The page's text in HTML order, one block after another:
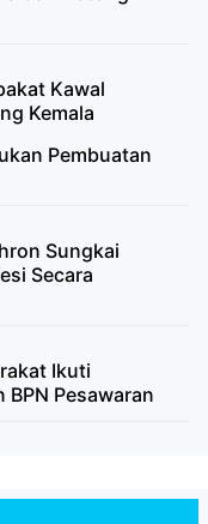
Kawal
Kemala
Pembuatan
Sungkai
Secara
Ikuti
BPN Pesawaran